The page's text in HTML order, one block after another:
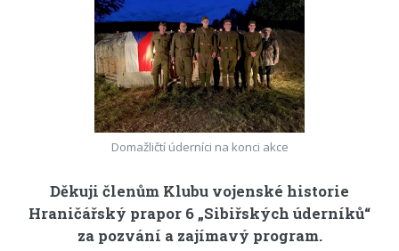
Domažličtí úderníci na konci akce
Děkuji členům Klubu vojenské historie
Hraničářský prapor 6 „Sibiřských úderníků“
za pozvání a zajímavý program.